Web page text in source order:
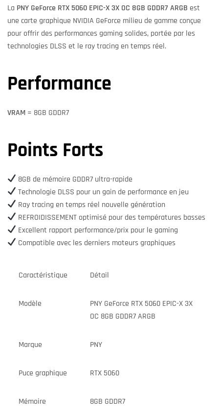
La PNY GeForce RTX 5060 EPIC-X 3X OC 8GB GDDR7 ARGB est
une carte graphique NVIDIA GeForce milieu de gamme conçue
pour offrir des performances gaming solides, portée par les
technologies DLSS et le ray tracing en temps réel.
Performance
VRAM = 8GB GDDR7
Points Forts
8GB de mémoire GDDR7 ultra-rapide
Technologie DLSS pour un gain de performance en jeu
Ray tracing en temps réel nouvelle génération
REFROIDISSEMENT optimisé pour des températures basses
Excellent rapport performance/prix pour le gaming
Compatible avec les derniers moteurs graphiques
Caractéristique Détail
Modèle
PNY GeForce RTX 5060 EPIC-X 3X
OC 8GB GDDR7 ARGB
Marque PNY
Puce graphique RTX 5060
Mémoire 8GB GDDR7